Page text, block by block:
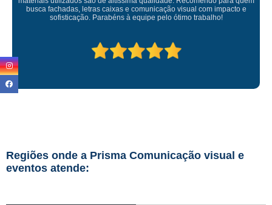
Regiões onde a Prisma Comunicação visual e
eventos atende: